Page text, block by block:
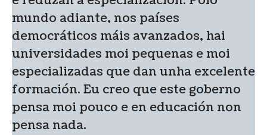
mundo adiante, nos países
democráticos máis avanzados, hai
universidades moi pequenas e moi
especializadas que dan unha excelente
formación. Eu creo que este goberno
pensa moi pouco e en educación non
pensa nada.